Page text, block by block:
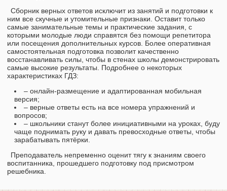
Сборник верных ответов исключит из занятий и подготовки к
ним все скучные и утомительные признаки. Оставит только
самые занимательные темы и практические задания, с
которыми молодые люди справятся без помощи репетитора
или посещения дополнительных курсов. Более оперативная
самостоятельная подготовка позволит качественно
восстанавливать силы, чтобы в стенах школы демонстрировать
самые высокие результаты. Подробнее о некоторых
характеристиках ГДЗ:
– онлайн-размещение и адаптированная мобильная
версия;
– верные ответы есть на все номера упражнений и
вопросов;
– школьники станут более инициативными на уроках, буду
чаще поднимать руку и давать превосходные ответы, чтобы
зарабатывать пятёрки.
Преподаватель непременно оценит тягу к знаниям своего
воспитанника, прошедшего подготовку под присмотром
решебника.